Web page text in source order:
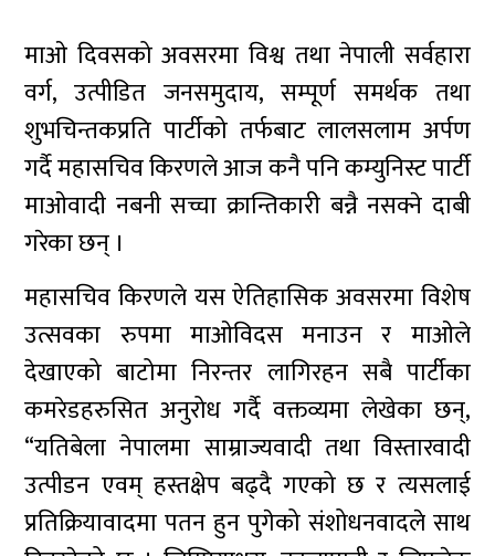
माओ दिवसको अवसरमा विश्व तथा नेपाली सर्वहारा
वर्ग, उत्पीडित जनसमुदाय, सम्पूर्ण समर्थक तथा
शुभचिन्तकप्रति पार्टीको तर्फबाट लालसलाम अर्पण
गर्दै महासचिव किरणले आज कनै पनि कम्युनिस्ट पार्टी
माओवादी नबनी सच्चा क्रान्तिकारी बन्नै नसक्ने दाबी
गरेका छन् ।
महासचिव किरणले यस ऐतिहासिक अवसरमा विशेष
उत्सवका रुपमा माओविदस मनाउन र माओले
देखाएको बाटोमा निरन्तर लागिरहन सबै पार्टीका
कमरेडहरुसित अनुरोध गर्दै वक्तव्यमा लेखेका छन्,
“यतिबेला नेपालमा साम्राज्यवादी तथा विस्तारवादी
उत्पीडन एवम् हस्तक्षेप बढ्दै गएको छ र त्यसलाई
प्रतिक्रियावादमा पतन हुन पुगेको संशोधनवादले साथ